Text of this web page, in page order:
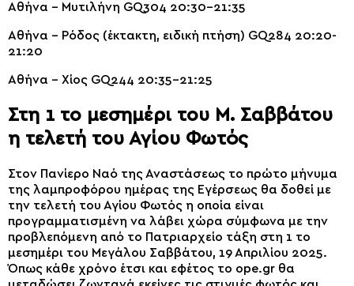
Αθήνα – Μυτιλήνη GQ304 20:30-21:35
Αθήνα – Ρόδος (έκτακτη, ειδική πτήση) GQ284 20:20-
21:20
Αθήνα – Χίος GQ244 20:35-21:25
Στη 1 το μεσημέρι του Μ. Σαββάτου
η τελετή του Αγίου Φωτός
Στον Πανίερο Ναό της Αναστάσεως το πρώτο μήνυμα
της λαμπροφόρου ημέρας της Εγέρσεως θα δοθεί με
την τελετή του Αγίου Φωτός η οποία είναι
προγραμματισμένη να λάβει χώρα σύμφωνα με την
προβλεπόμενη από το Πατριαρχείο τάξη στη 1 το
μεσημέρι του Μεγάλου Σαββάτου, 19 Απριλίου 2025.
Όπως κάθε χρόνο έτσι και εφέτος το ope.gr θα